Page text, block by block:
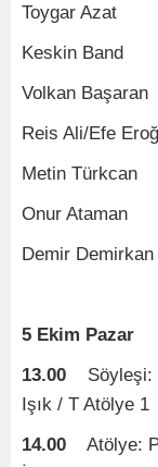
Toygar Azat
Keskin Band
Volkan Başaran
Reis Ali/Efe
Metin Türkcan
Onur Ataman
Demir Demirkan
5 Ekim Pazar
13.00 Söyleşi:
Işık / T Atölye 1
14.00 Atölye: